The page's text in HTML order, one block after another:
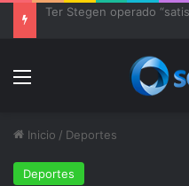
Menu
Inicio / Deportes
Deportes